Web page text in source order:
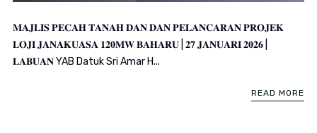
𝐌𝐀𝐉𝐋𝐈𝐒 𝐏𝐄𝐂𝐀𝐇 𝐓𝐀𝐍𝐀𝐇 𝐃𝐀𝐍 𝐃𝐀𝐍 𝐏𝐄𝐋𝐀𝐍𝐂𝐀𝐑𝐀𝐍 𝐏𝐑𝐎𝐉𝐄𝐊
𝐋𝐎𝐉𝐈 𝐉𝐀𝐍𝐀𝐊𝐔𝐀𝐒𝐀 𝟏𝟐𝟎𝐌𝐖 𝐁𝐀𝐇𝐀𝐑𝐔 | 𝟐𝟕 𝐉𝐀𝐍𝐔𝐀𝐑𝐈 𝟐𝟎𝟐𝟔 |
𝐋𝐀𝐁𝐔𝐀𝐍 YAB Datuk Sri Amar H...
READ MORE